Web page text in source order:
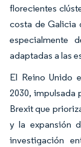
florecientes
costa de Galicia
especialmente
adaptadas a las
El Reino Unido
2030, impulsada
Brexit que
y la expansión
investigación